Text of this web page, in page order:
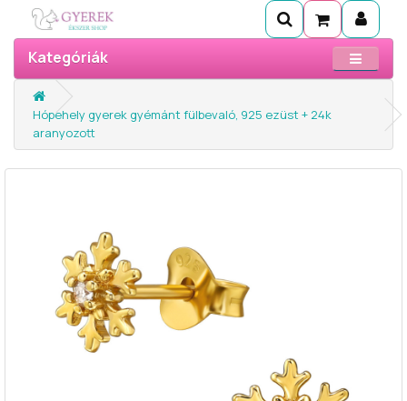
Kategóriák
Hópehely gyerek gyémánt fülbevaló, 925 ezüst + 24k
aranyozott